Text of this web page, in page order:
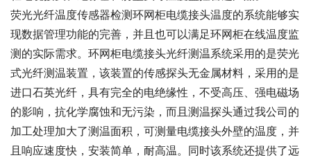
荧光光纤温度传感器检测环网柜电缆接头温度的系统能够实
现数据管理功能的完善，并且也可以满足环网柜在线温度监
测的实际需求。环网柜电缆接头光纤测温系统采用的是荧光
式光纤测温装置，该装置的传感探头无金属材料，采用的是
进口石英光纤，具有完全的电绝缘性，不受高压、强电磁场
的影响，抗化学腐蚀和无污染，而且测温探头通过我公司的
加工处理加大了测温面积，可测量电缆接头外壁的温度，并
且响应速度快，安装简单，耐高温。同时该系统还提供了远